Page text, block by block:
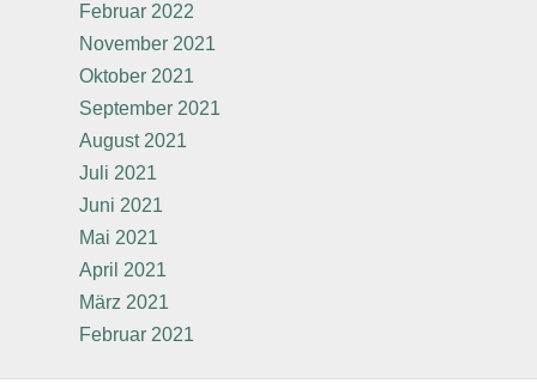
Februar 2022
November 2021
Oktober 2021
September 2021
August 2021
Juli 2021
Juni 2021
Mai 2021
April 2021
März 2021
Februar 2021